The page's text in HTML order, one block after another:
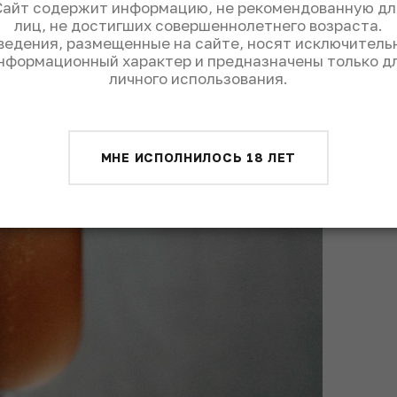
содержит информацию, не рекомендованную
лиц, не достигших совершеннолетнего возраста.
размещенные на сайте, носят
характер и предназначены только
личного использования.
МНЕ ИСПОЛНИЛОСЬ 18 ЛЕТ